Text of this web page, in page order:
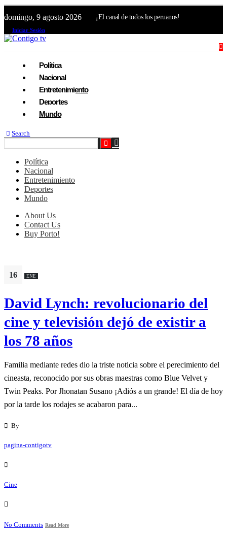
domingo, 9 agosto 2026 ¡El canal de todos los peruanos!
Iniciar Sesión
Política
Nacional
Entretenimiento
Deportes
Mundo
Search
Política
Nacional
Entretenimiento
Deportes
Mundo
About Us
Contact Us
Buy Porto!
16 ENE
David Lynch: revolucionario del
cine y televisión dejó de existir a
los 78 años
Familia mediante redes dio la triste noticia sobre el perecimiento del
cineasta, reconocido por sus obras maestras como Blue Velvet y
Twin Peaks. Por Jhonatan Susano ¡Adiós a un grande! El día de hoy
por la tarde los rodajes se acabaron para...
By
pagina-contigotv
Cine
No Comments Read More